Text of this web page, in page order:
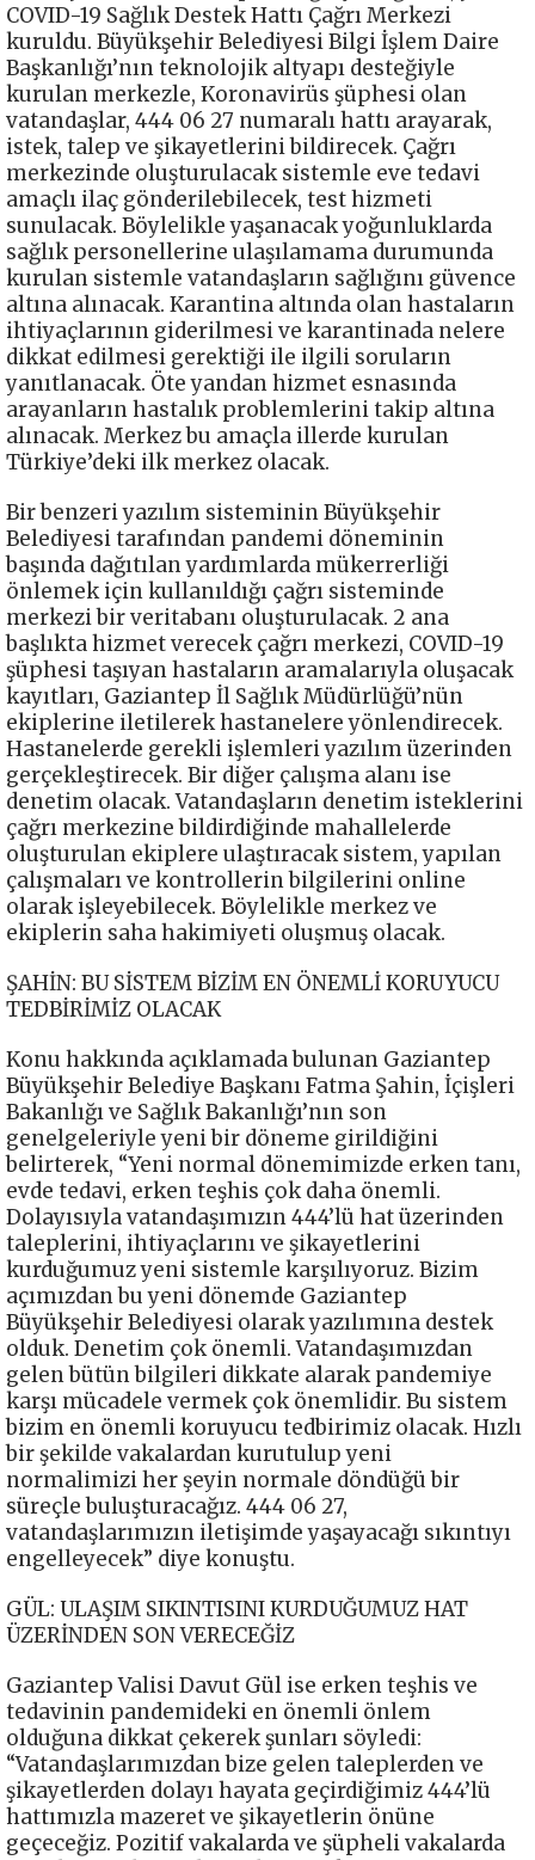
COVID-19 Sağlık Destek Hattı Çağrı Merkezi
kuruldu. Büyükşehir Belediyesi Bilgi İşlem Daire
Başkanlığı’nın teknolojik altyapı desteğiyle
kurulan merkezle, Koronavirüs şüphesi olan
vatandaşlar, 444 06 27 numaralı hattı arayarak,
istek, talep ve şikayetlerini bildirecek. Çağrı
merkezinde oluşturulacak sistemle eve tedavi
amaçlı ilaç gönderilebilecek, test hizmeti
sunulacak. Böylelikle yaşanacak yoğunluklarda
sağlık personellerine ulaşılamama durumunda
kurulan sistemle vatandaşların sağlığını güvence
altına alınacak. Karantina altında olan hastaların
ihtiyaçlarının giderilmesi ve karantinada nelere
dikkat edilmesi gerektiği ile ilgili soruların
yanıtlanacak. Öte yandan hizmet esnasında
arayanların hastalık problemlerini takip altına
alınacak. Merkez bu amaçla illerde kurulan
Türkiye’deki ilk merkez olacak.
Bir benzeri yazılım sisteminin Büyükşehir
Belediyesi tarafından pandemi döneminin
başında dağıtılan yardımlarda mükerrerliği
önlemek için kullanıldığı çağrı sisteminde
merkezi bir veritabanı oluşturulacak. 2 ana
başlıkta hizmet verecek çağrı merkezi, COVID-19
şüphesi taşıyan hastaların aramalarıyla oluşacak
kayıtları, Gaziantep İl Sağlık Müdürlüğü’nün
ekiplerine iletilerek hastanelere yönlendirecek.
Hastanelerde gerekli işlemleri yazılım üzerinden
gerçekleştirecek. Bir diğer çalışma alanı ise
denetim olacak. Vatandaşların denetim isteklerini
çağrı merkezine bildirdiğinde mahallelerde
oluşturulan ekiplere ulaştıracak sistem, yapılan
çalışmaları ve kontrollerin bilgilerini online
olarak işleyebilecek. Böylelikle merkez ve
ekiplerin saha hakimiyeti oluşmuş olacak.
ŞAHİN: BU SİSTEM BİZİM EN ÖNEMLİ KORUYUCU
TEDBİRİMİZ OLACAK
Konu hakkında açıklamada bulunan Gaziantep
Büyükşehir Belediye Başkanı Fatma Şahin, İçişleri
Bakanlığı ve Sağlık Bakanlığı’nın son
genelgeleriyle yeni bir döneme girildiğini
belirterek, “Yeni normal dönemimizde erken tanı,
evde tedavi, erken teşhis çok daha önemli.
Dolayısıyla vatandaşımızın 444’lü hat üzerinden
taleplerini, ihtiyaçlarını ve şikayetlerini
kurduğumuz yeni sistemle karşılıyoruz. Bizim
açımızdan bu yeni dönemde Gaziantep
Büyükşehir Belediyesi olarak yazılımına destek
olduk. Denetim çok önemli. Vatandaşımızdan
gelen bütün bilgileri dikkate alarak pandemiye
karşı mücadele vermek çok önemlidir. Bu sistem
bizim en önemli koruyucu tedbirimiz olacak. Hızlı
bir şekilde vakalardan kurutulup yeni
normalimizi her şeyin normale döndüğü bir
süreçle buluşturacağız. 444 06 27,
vatandaşlarımızın iletişimde yaşayacağı sıkıntıyı
engelleyecek” diye konuştu.
GÜL: ULAŞIM SIKINTISINI KURDUĞUMUZ HAT
ÜZERİNDEN SON VERECEĞİZ
Gaziantep Valisi Davut Gül ise erken teşhis ve
tedavinin pandemideki en önemli önlem
olduğuna dikkat çekerek şunları söyledi:
“Vatandaşlarımızdan bize gelen taleplerden ve
şikayetlerden dolayı hayata geçirdiğimiz 444’lü
hattımızla mazeret ve şikayetlerin önüne
geçeceğiz. Pozitif vakalarda ve şüpheli vakalarda